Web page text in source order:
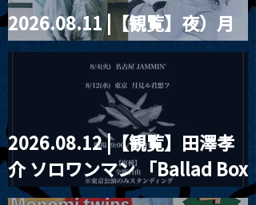
2026.08.11 |【観覧】夜）月
見ル君想フpre. Sugar Shock
2026.08.12 |【観覧】田澤孝
介 ソロワンマン 「Ballad Box
2026」